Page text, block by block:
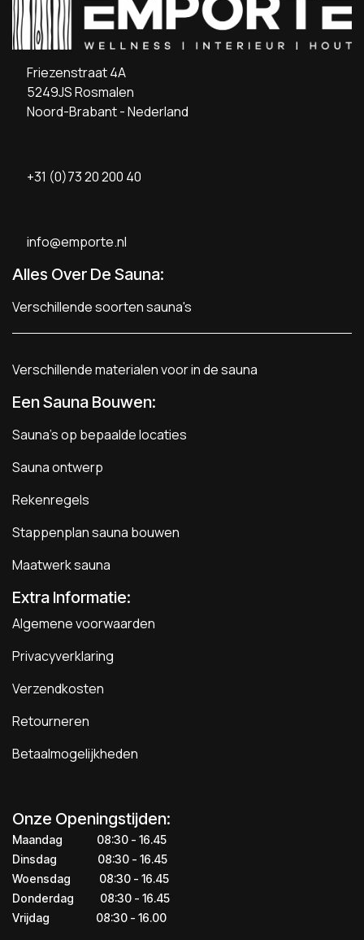
Friezenstraat 4A
5249JS Rosmalen
Noord-Brabant - Nederland
+31 (0)73 20 200 40
info@emporte.nl
Alles Over De Sauna:
Verschillende soorten sauna's
Verschillende materialen voor in de sauna
Een Sauna Bouwen:
Sauna's op bepaalde locaties
Sauna ontwerp
Rekenregels
Stappenplan sauna bouwen
Maatwerk sauna
Extra Informatie:
Algemene voorwaarden
Privacyverklaring
Verzendkosten
Retourneren
Betaalmogelijkheden
Onze Openingstijden:
Maandag
​​​08:30 - 16.45​
Dinsdag
​​​​08:30 - 16.45
Woensdag
​08:30 - 16.45
Donderdag
​​​​​08:30 - 16.45
Vrijdag
​​​​​08:30 - 16.00